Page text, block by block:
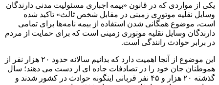
یکی از مواردی که در قانون «بیمه اجباری مسئولیت مدنی دارندگان
وسایل نقلیه موتوری زمینی در مقابل شخص ثالث» تاکید شده
است، موضوع همگانی شدن استفاده از بیمه نامه‌ها برای تمامی
دارندگان وسایل نقلیه موتوری زمینی است که برای حمایت از مردم
در برابر حوادث رانندگی است.
این موضوع از آنجا اهمیت دارد که بدانیم سالانه حدود ۲۰ هزار نفر از
هموطنان جان خود را در تصادفات جاده ای از دست می دهند؛ سال
گذشته ۲۰ هزار و ۴۵ نفر قربانی اینگونه حوادث در کشور شدند و